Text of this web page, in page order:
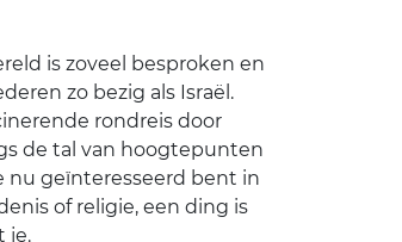
is zoveel besproken en
zo bezig als Israël.
rondreis door
de tal van hoogtepunten
nu geïnteresseerd bent in
of religie, een ding is
je.